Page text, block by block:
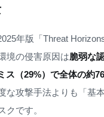
年版「Threat
境の侵害原因は脆弱な
ス（29%）で全体の約
な攻撃手法よりも「基
クです。